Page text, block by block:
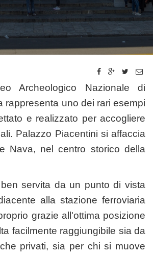
Archeologico Nazionale di
rappresenta uno dei rari esempi
e realizzato per accogliere
Palazzo Piacentini si affaccia
Nava, nel centro storico della
servita da un punto di vista
alla stazione ferroviaria
grazie all'ottima posizione
facilmente raggiungibile sia da
privati, sia per chi si muove